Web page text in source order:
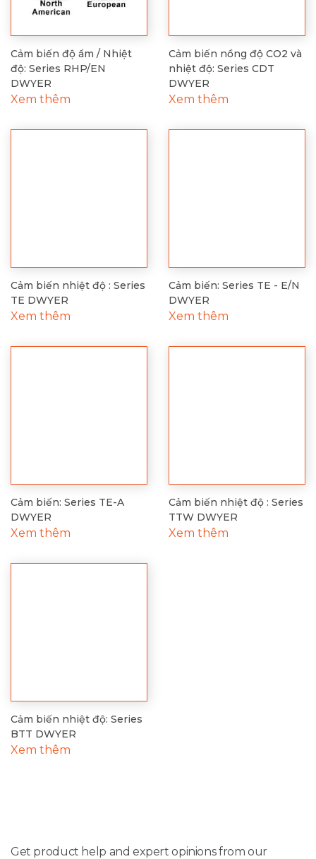
Cảm biến độ ẩm / Nhiệt
độ: Series RHP/EN
DWYER
Xem thêm
Cảm biến nồng độ CO2 và
nhiệt độ: Series CDT
DWYER
Xem thêm
Cảm biến nhiệt độ : Series
TE DWYER
Xem thêm
Cảm biến: Series TE - E/N
DWYER
Xem thêm
Cảm biến: Series TE-A
DWYER
Xem thêm
Cảm biến nhiệt độ : Series
TTW DWYER
Xem thêm
Cảm biến nhiệt độ: Series
BTT DWYER
Xem thêm
Get product help and expert opinions from our